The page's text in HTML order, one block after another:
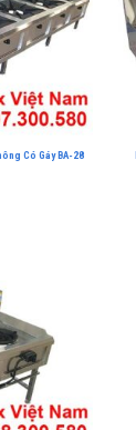
Có Gáy BA-28